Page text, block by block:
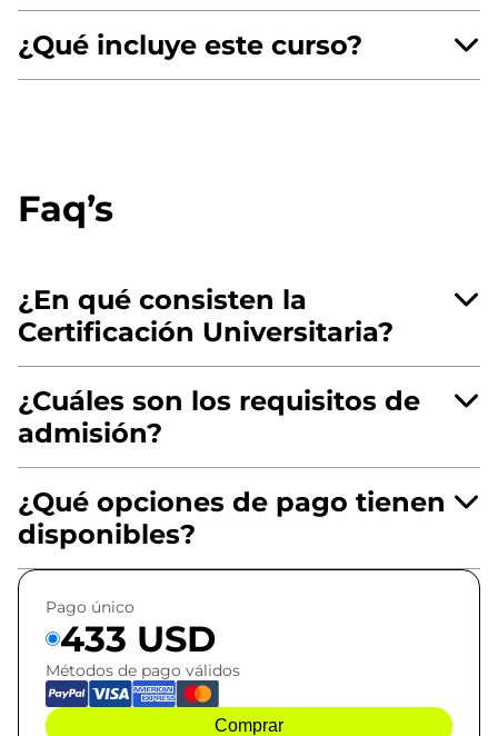
¿Qué incluye este curso?
Faq’s
¿En qué consisten la
Certificación Universitaria?
¿Cuáles son los requisitos de
admisión?
¿Qué opciones de pago tienen
disponibles?
Pago único
433 USD
Métodos de pago válidos
Comprar